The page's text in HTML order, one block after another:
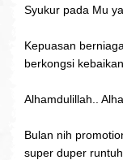
Syukur pada Mu ya
Kepuasan
berkongsi
Alhamdulillah..
Bulan nih
super duper